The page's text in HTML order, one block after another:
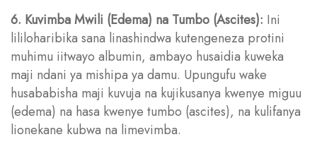
6. Kuvimba Mwili (Edema) na Tumbo (Ascites): Ini
lililoharibika sana linashindwa kutengeneza protini
muhimu iitwayo albumin, ambayo husaidia kuweka
maji ndani ya mishipa ya damu. Upungufu wake
husababisha maji kuvuja na kujikusanya kwenye miguu
(edema) na hasa kwenye tumbo (ascites), na kulifanya
lionekane kubwa na limevimba.